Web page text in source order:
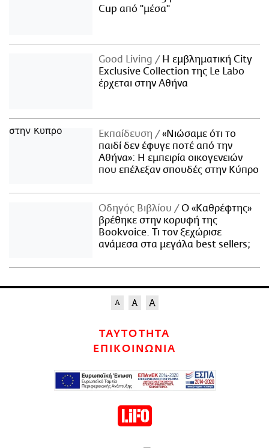
Cup από "μέσα"
Good Living
Η εμβληματική City
Exclusive Collection της Le Labo
έρχεται στην Αθήνα
Εκπαίδευση
«Νιώσαμε ότι το
παιδί δεν έφυγε ποτέ από την
Αθήνα»: Η εμπειρία οικογενειών
που επέλεξαν σπουδές στην Κύπρο
Οδηγός Βιβλίου
Ο «Καθρέφτης»
βρέθηκε στην κορυφή της
Bookvoice. Τι τον ξεχώρισε
ανάμεσα στα μεγάλα best sellers;
ΤΑΥΤΟΤΗΤΑ
ΕΠΙΚΟΙΝΩΝΙΑ